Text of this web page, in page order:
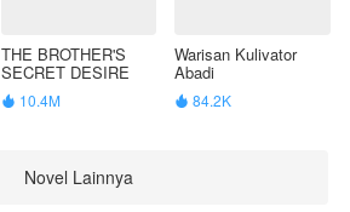
THE BROTHER'S
SECRET DESIRE
 10.4M
Warisan Kulivator
Abadi
 84.2K
Novel Lainnya